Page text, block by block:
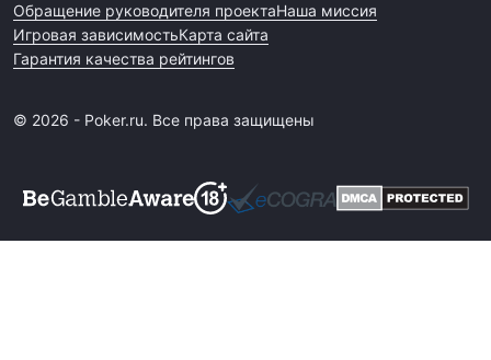
Обращение руководителя проектаНаша миссия
Игровая зависимостьКарта сайта
Гарантия качества рейтингов
© 2026 - Poker.ru. Все права защищены